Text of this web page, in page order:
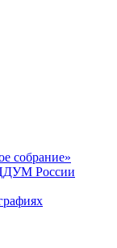
собрание»
России